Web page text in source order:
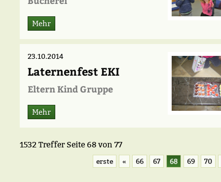
Mehr
23.10.2014
Laternenfest EKI
Eltern Kind Gruppe
Mehr
1532 Treffer Seite 68 von 77
erste « 66 67 68 69 70